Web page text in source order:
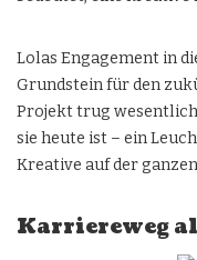
Lolas Engagement in
Grundstein für den
Projekt trug wesentlich
sie heute ist – ein
Kreative auf der
Karriereweg